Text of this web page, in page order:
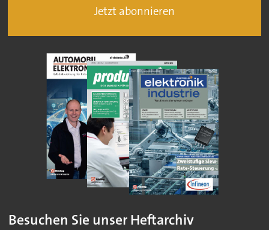
Jetzt abonnieren
Besuchen Sie unser Heftarchiv